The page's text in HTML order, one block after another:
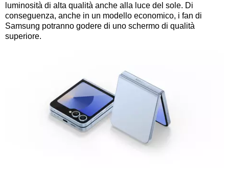
luminosità di alta qualità anche alla luce del sole. Di
conseguenza, anche in un modello economico, i fan di
Samsung potranno godere di uno schermo di qualità
superiore.